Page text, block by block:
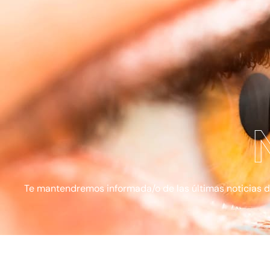
Te mantendremos informada/o de las últimas noticias